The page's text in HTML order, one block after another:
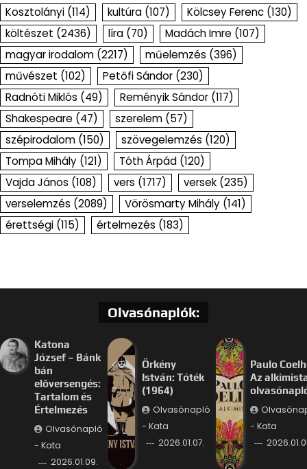
Kosztolányi (114) kultúra (107) Kölcsey Ferenc (130)
költészet (2436) líra (70) Madách Imre (107)
magyar irodalom (2217) műelemzés (396)
művészet (102) Petőfi Sándor (230)
Radnóti Miklós (49) Reményik Sándor (117)
Shakespeare (47) szerelem (57)
szépirodalom (150) szövegelemzés (120)
Tompa Mihály (121) Tóth Árpád (120)
Vajda János (108) vers (1717) versek (235)
verselemzés (2089) Vörösmarty Mihály (141)
érettségi (115) értelmezés (183)
Olvasónaplók:
Katona
József – Bánk
bán
előversengés:
Tartalom és
Értelmezés
Olvasónapló
- Kata
2026.01.09.
Örkény
István: Tóték
(1964)
Olvasónapló
- Kata
2026.01.07.
Paulo
Az
- Kata